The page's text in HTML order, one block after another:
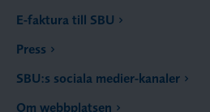
E-faktura till SBU
Press
SBU:s sociala medier-kanaler
Om webbplatsen